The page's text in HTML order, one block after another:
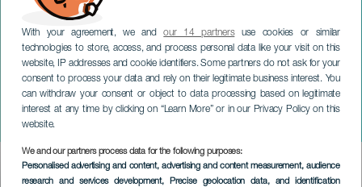
With your agreement, we andour 14 partnersuse cookies or similar
technologies to store, access, and process personal data like your visit on this
website, IP addresses and cookie identifiers. Some partners do not ask for your
consent to process your data and rely on their legitimate business interest. You
can withdraw your consent or object to data processing based on legitimate
interest at any time by clicking on “Learn More” or in our Privacy Policy on this
website.
We and our partners process data for the following purposes:
Personalised advertising and content, advertising and content measurement, audience
research and services development, Precise geolocation data, and identification
Escénica
LANZAROTE
Imagen
Listado